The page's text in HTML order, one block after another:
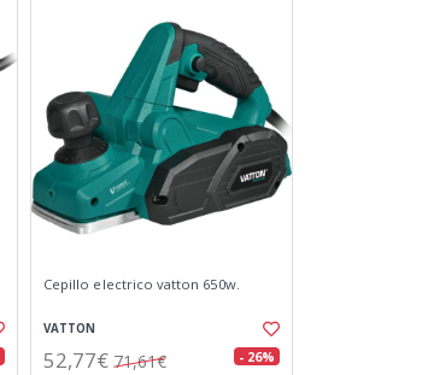
Cepillo electrico vatton 650w.
VATTON
52,77€ 71,61€ - 26%